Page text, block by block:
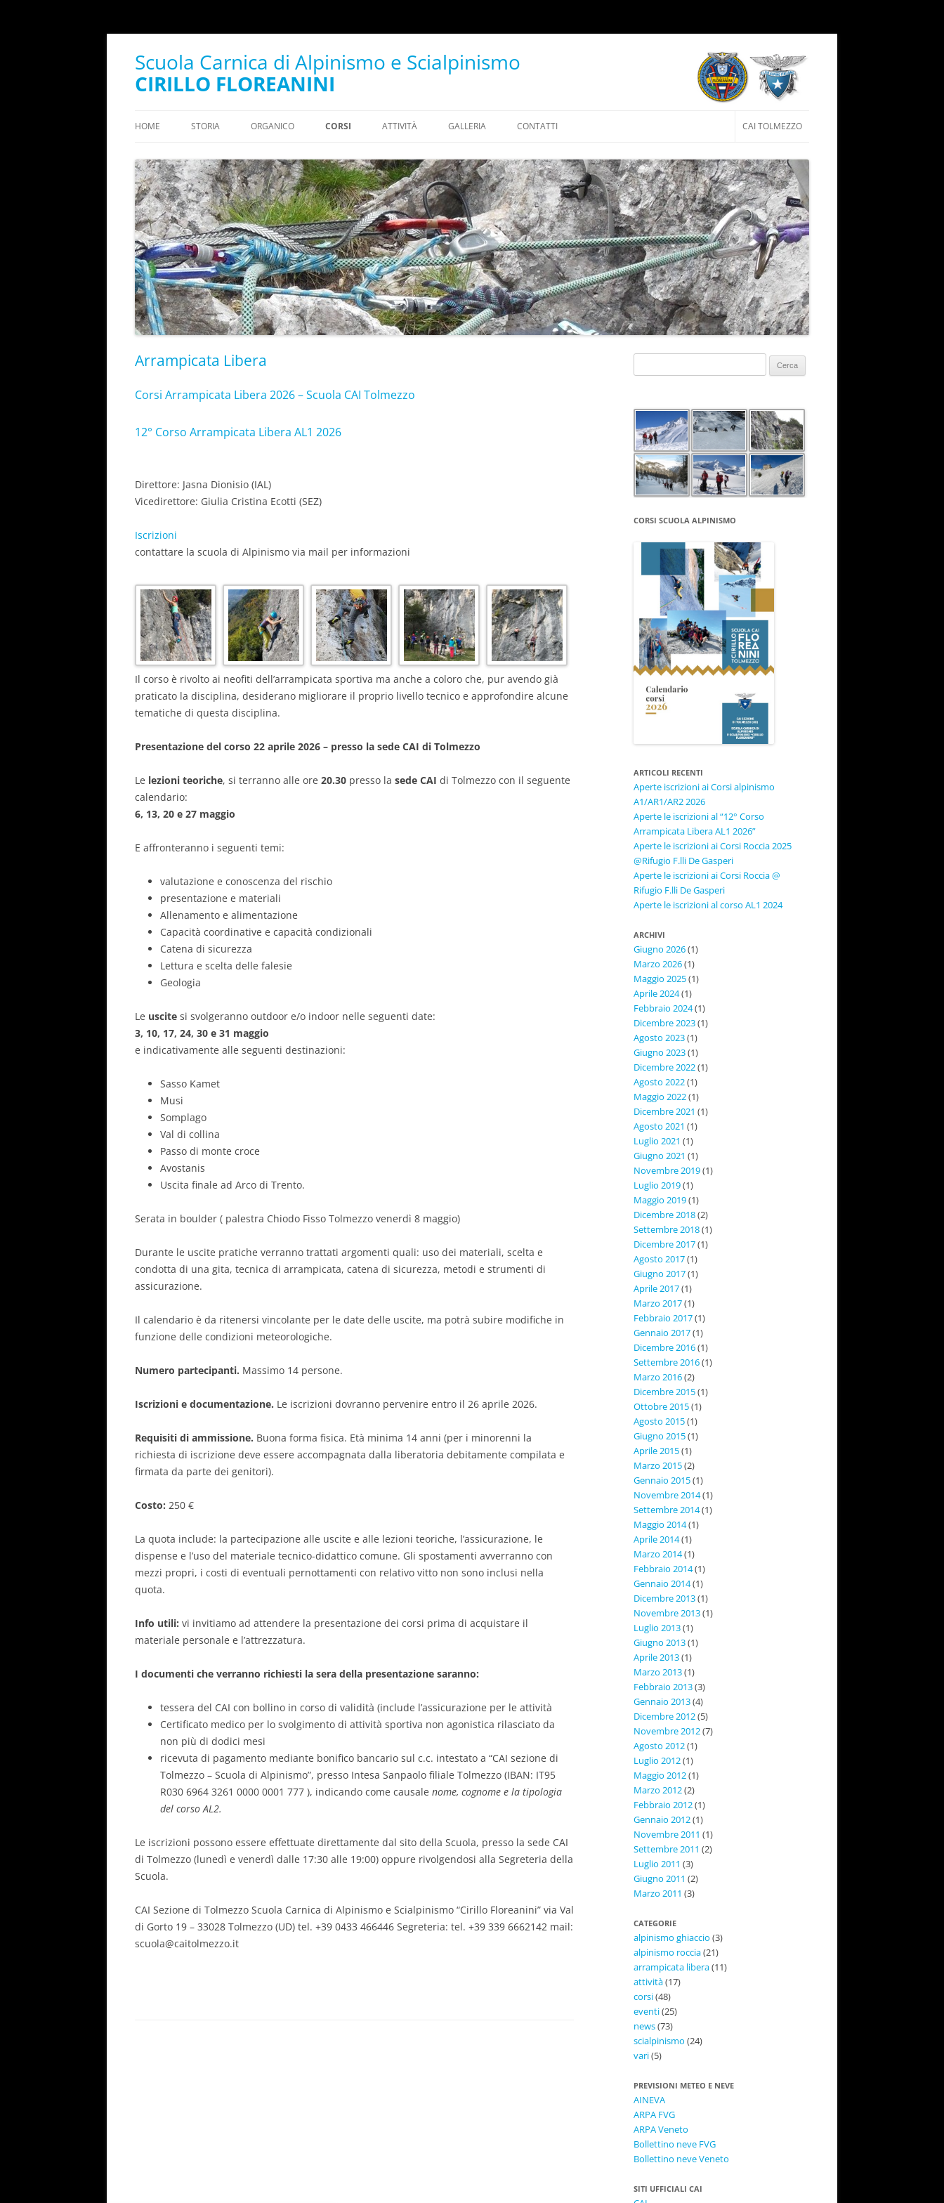
Scuola Carnica di Alpinismo e Scialpinismo
CIRILLO FLOREANINI
Vai al contenuto
HOME STORIA ORGANICO CORSI ATTIVITÀ GALLERIA CONTATTI CAI TOLMEZZO
Arrampicata Libera
Corsi Arrampicata Libera 2026 – Scuola CAI Tolmezzo
12° Corso Arrampicata Libera AL1 2026
Direttore: Jasna Dionisio (IAL)
Vicedirettore: Giulia Cristina Ecotti (SEZ)
Iscrizioni
contattare la scuola di Alpinismo via mail per informazioni
Il corso è rivolto ai neofiti dell’arrampicata sportiva ma anche a coloro che, pur avendo già
praticato la disciplina, desiderano migliorare il proprio livello tecnico e approfondire alcune
tematiche di questa disciplina.
Presentazione del corso 22 aprile 2026 – presso la sede CAI di Tolmezzo
Le lezioni teoriche, si terranno alle ore 20.30 presso la sede CAI di Tolmezzo con il seguente
calendario:
6, 13, 20 e 27 maggio
E affronteranno i seguenti temi:
valutazione e conoscenza del rischio
presentazione e materiali
Allenamento e alimentazione
Capacità coordinative e capacità condizionali
Catena di sicurezza
Lettura e scelta delle falesie
Geologia
Le uscite si svolgeranno outdoor e/o indoor nelle seguenti date:
3, 10, 17, 24, 30 e 31 maggio
e indicativamente alle seguenti destinazioni:
Sasso Kamet
Musi
Somplago
Val di collina
Passo di monte croce
Avostanis
Uscita finale ad Arco di Trento.
Serata in boulder ( palestra Chiodo Fisso Tolmezzo venerdì 8 maggio)
Durante le uscite pratiche verranno trattati argomenti quali: uso dei materiali, scelta e
condotta di una gita, tecnica di arrampicata, catena di sicurezza, metodi e strumenti di
assicurazione.
Il calendario è da ritenersi vincolante per le date delle uscite, ma potrà subire modifiche in
funzione delle condizioni meteorologiche.
Numero partecipanti. Massimo 14 persone.
Iscrizioni e documentazione. Le iscrizioni dovranno pervenire entro il 26 aprile 2026.
Requisiti di ammissione. Buona forma fisica. Età minima 14 anni (per i minorenni la
richiesta di iscrizione deve essere accompagnata dalla liberatoria debitamente compilata e
firmata da parte dei genitori).
Costo: 250 €
La quota include: la partecipazione alle uscite e alle lezioni teoriche, l’assicurazione, le
dispense e l’uso del materiale tecnico-didattico comune. Gli spostamenti avverranno con
mezzi propri, i costi di eventuali pernottamenti con relativo vitto non sono inclusi nella
quota.
Info utili: vi invitiamo ad attendere la presentazione dei corsi prima di acquistare il
materiale personale e l’attrezzatura.
I documenti che verranno richiesti la sera della presentazione saranno:
tessera del CAI con bollino in corso di validità (include l’assicurazione per le attività
Certificato medico per lo svolgimento di attività sportiva non agonistica rilasciato da
non più di dodici mesi
ricevuta di pagamento mediante bonifico bancario sul c.c. intestato a “CAI sezione di
Tolmezzo – Scuola di Alpinismo”, presso Intesa Sanpaolo filiale Tolmezzo (IBAN: IT95
R030 6964 3261 0000 0001 777 ), indicando come causale nome, cognome e la tipologia
del corso AL2.
Le iscrizioni possono essere effettuate direttamente dal sito della Scuola, presso la sede CAI
di Tolmezzo (lunedì e venerdì dalle 17:30 alle 19:00) oppure rivolgendosi alla Segreteria della
Scuola.
CAI Sezione di Tolmezzo Scuola Carnica di Alpinismo e Scialpinismo “Cirillo Floreanini” via Val
di Gorto 19 – 33028 Tolmezzo (UD) tel. +39 0433 466446 Segreteria: tel. +39 339 6662142 mail:
scuola@caitolmezzo.it
per:
CORSI SCUOLA ALPINISMO
ARTICOLI RECENTI
Aperte iscrizioni ai Corsi alpinismo
A1/AR1/AR2 2026
Aperte le iscrizioni al “12° Corso
Arrampicata Libera AL1 2026”
Aperte le iscrizioni ai Corsi Roccia 2025
@Rifugio F.lli De Gasperi
Aperte le iscrizioni ai Corsi Roccia @
Rifugio F.lli De Gasperi
Aperte le iscrizioni al corso AL1 2024
ARCHIVI
Giugno 2026(1)
Marzo 2026(1)
Maggio 2025(1)
Aprile 2024(1)
Febbraio 2024(1)
Dicembre 2023(1)
Agosto 2023(1)
Giugno 2023(1)
Dicembre 2022(1)
Agosto 2022(1)
Maggio 2022(1)
Dicembre 2021 (1)
Agosto 2021 (1)
Luglio 2021 (1)
Giugno 2021 (1)
Novembre 2019(1)
Luglio 2019(1)
Maggio 2019(1)
Dicembre 2018(2)
Settembre 2018(1)
Dicembre 2017(1)
Agosto 2017(1)
Giugno 2017(1)
Aprile 2017(1)
Marzo 2017(1)
Febbraio 2017(1)
Gennaio 2017(1)
Dicembre 2016(1)
Settembre 2016(1)
Marzo 2016(2)
Dicembre 2015(1)
Ottobre 2015(1)
Agosto 2015(1)
Giugno 2015(1)
Aprile 2015(1)
Marzo 2015(2)
Gennaio 2015(1)
Novembre 2014(1)
Settembre 2014(1)
Maggio 2014(1)
Aprile 2014(1)
Marzo 2014(1)
Febbraio 2014(1)
Gennaio 2014(1)
Dicembre 2013(1)
Novembre 2013(1)
Luglio 2013(1)
Giugno 2013(1)
Aprile 2013(1)
Marzo 2013(1)
Febbraio 2013(3)
Gennaio 2013(4)
Dicembre 2012(5)
Novembre 2012(7)
Agosto 2012(1)
Luglio 2012(1)
Maggio 2012(1)
Marzo 2012(2)
Febbraio 2012(1)
Gennaio 2012(1)
Novembre 2011 (1)
Settembre 2011 (2)
Luglio 2011 (3)
Giugno 2011 (2)
Marzo 2011 (3)
CATEGORIE
alpinismo ghiaccio (3)
alpinismo roccia(21)
arrampicata libera(11)
attività(17)
corsi(48)
eventi(25)
news(73)
scialpinismo (24)
vari(5)
PREVISIONI METEO E NEVE
AINEVA
ARPA FVG
ARPA Veneto
Bollettino neve FVG
Bollettino neve Veneto
SITI UFFICIALI CAI